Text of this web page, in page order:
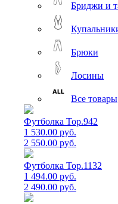
Бриджи и
Брюки
Лосины
Все товары
Футболка Top.942
1 530.00 руб.
2 550.00 руб.
Футболка Top.1132
1 494.00 руб.
2 490.00 руб.